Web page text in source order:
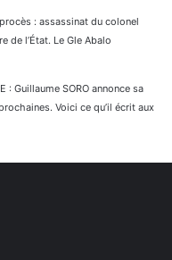
: assassinat du colonel
de l’État. Le Gle Abalo
: Guillaume SORO annonce sa
Voici ce qu’il écrit aux